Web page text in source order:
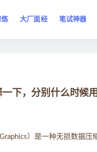
炼 大厂面经 笔试神器
下，分别什么时候
）是一种无损数据